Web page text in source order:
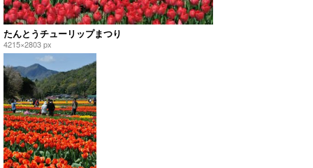
たんとうチューリップまつり
4215×2803 px